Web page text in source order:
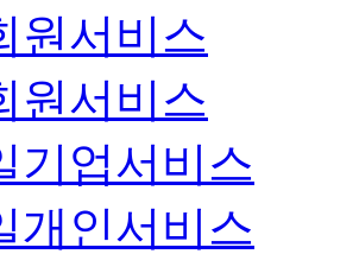
원서비스
원서비스
기업서비스
개인서비스